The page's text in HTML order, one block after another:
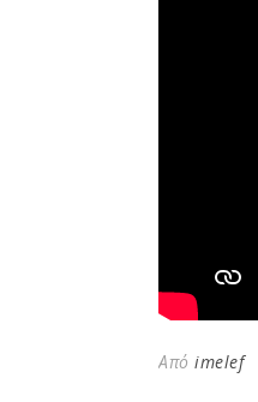
Από imelef